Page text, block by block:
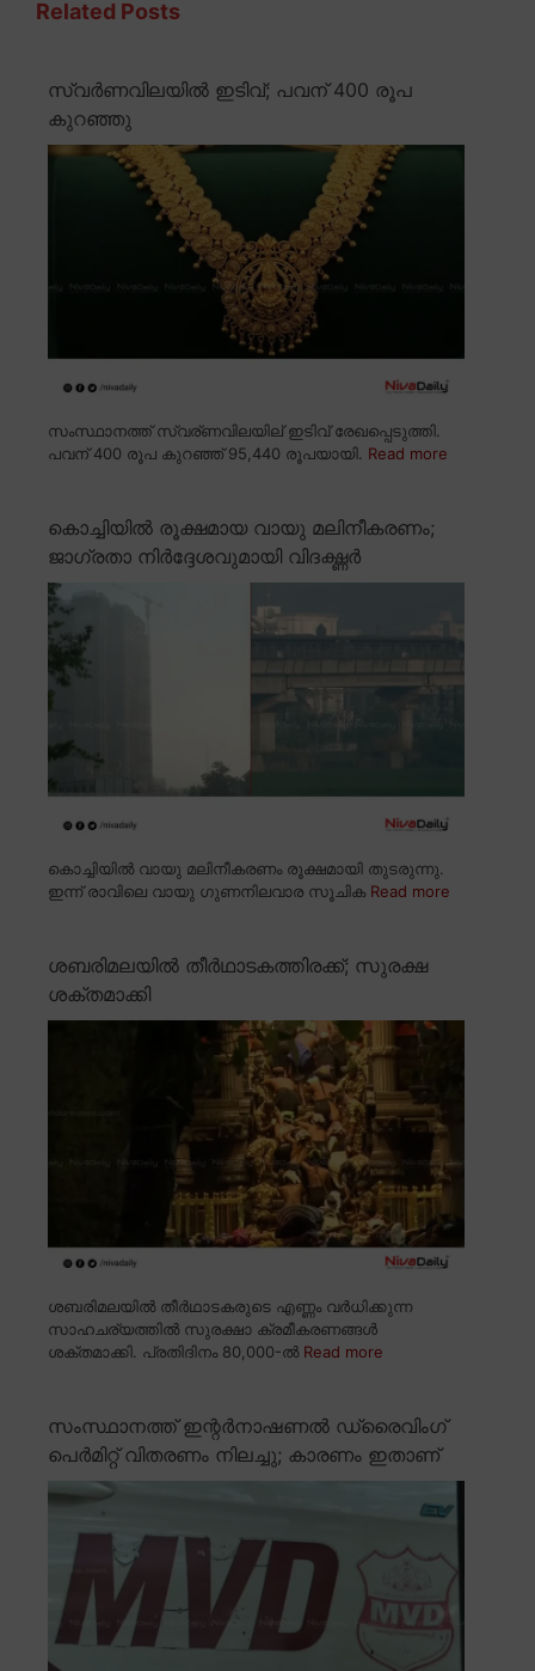
Related Posts
സ്വർണവിലയിൽ ഇടിവ്; പവന് 400 രൂപ
കുറഞ്ഞു
സംസ്ഥാനത്ത് സ്വര്ണവിലയില് ഇടിവ് രേഖപ്പെടുത്തി.
പവന് 400 രൂപ കുറഞ്ഞ് 95,440 രൂപയായി. Read more
കൊച്ചിയിൽ രൂക്ഷമായ വായു മലിനീകരണം;
ജാഗ്രതാ നിർദ്ദേശവുമായി വിദഗ്ദ്ധർ
കൊച്ചിയിൽ വായു മലിനീകരണം രൂക്ഷമായി തുടരുന്നു.
ഇന്ന് രാവിലെ വായു ഗുണനിലവാര സൂചിക Read more
ശബരിമലയിൽ തീർഥാടകത്തിരക്ക്; സുരക്ഷ
ശക്തമാക്കി
ശബരിമലയിൽ തീർഥാടകരുടെ എണ്ണം വർധിക്കുന്ന
സാഹചര്യത്തിൽ സുരക്ഷാ ക്രമീകരണങ്ങൾ
ശക്തമാക്കി. പ്രതിദിനം 80,000-ൽ Read more
സംസ്ഥാനത്ത് ഇന്റർനാഷണൽ ഡ്രൈവിംഗ്
പെർമിറ്റ് വിതരണം നിലച്ചു; കാരണം ഇതാണ്